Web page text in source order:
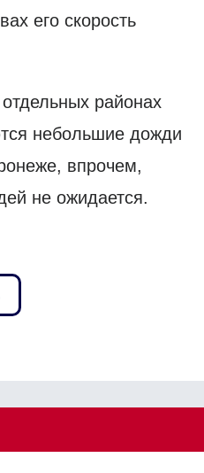
его скорость
районах
небольшие дожди
впрочем,
не ожидается.